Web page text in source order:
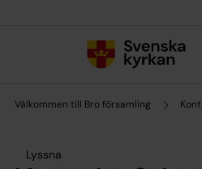
Välkommen till Bro församling
Lyssna